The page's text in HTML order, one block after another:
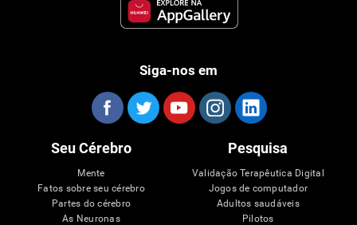
Siga-nos em
Seu Cérebro
Mente
Fatos sobre seu cérebro
Partes do cérebro
As Neuronas
Pesquisa
Validação Terapêutica Digital
Jogos de computador
Adultos saudáveis
Pilotos